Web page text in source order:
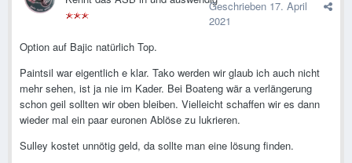
Geschrieben 17. April
2021
Option auf Bajic natürlich Top.
Paintsil war eigentlich e klar. Tako werden wir glaub ich auch nicht
mehr sehen, ist ja nie im Kader. Bei Boateng wär a verlängerung
schon geil sollten wir oben bleiben. Vielleicht schaffen wir es dann
wieder mal ein paar euronen Ablöse zu lukrieren.
Sulley kostet unnötig geld, da sollte man eine lösung finden.